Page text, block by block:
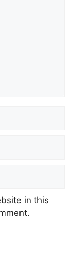
in this